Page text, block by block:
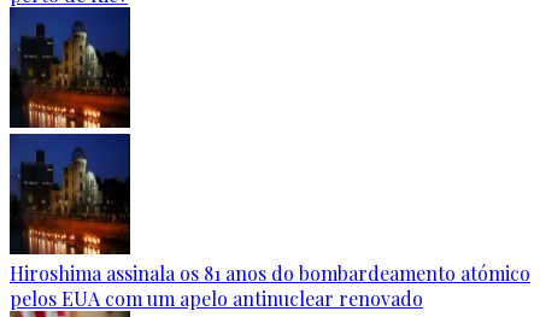
Hiroshima assinala os 81 anos do bombardeamento atómico
pelos EUA com um apelo antinuclear renovado